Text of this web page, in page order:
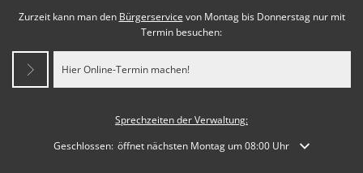
Zurzeit kann man den Bürgerservice von Montag bis Donnerstag nur mit
Termin besuchen:
Hier Online-Termin machen!
Sprechzeiten der Verwaltung:
Klicken, um weitere Öffnungs- oder Schließzeiten auszublenden
Geschlossen: öffnet nächsten Montag um 08:00 Uhr